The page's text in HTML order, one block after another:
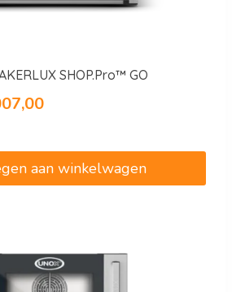
SHOP.Pro™ GO
Huidige
€2.007,00.
aan winkelwagen